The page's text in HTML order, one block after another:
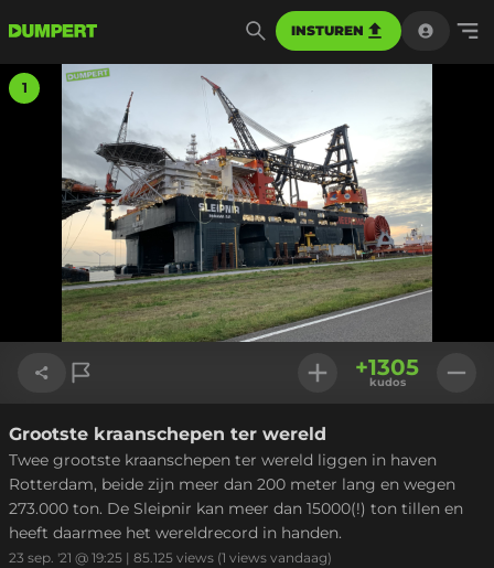
INSTUREN
1
Link kopiëren
+1305
kudos
Grootste kraanschepen ter wereld
Twee grootste kraanschepen ter wereld liggen in haven
Rotterdam, beide zijn meer dan 200 meter lang en wegen
273.000 ton. De Sleipnir kan meer dan 15000(!) ton tillen en
heeft daarmee het wereldrecord in handen.
23 sep. '21 @ 19:25 | 85.125 views (1 views vandaag)